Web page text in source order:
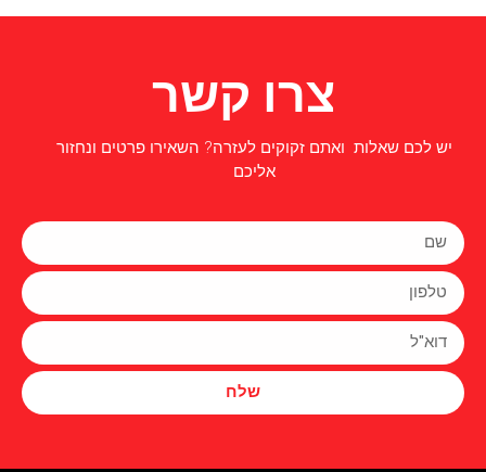
צרו קשר
יש לכם שאלות ואתם זקוקים לעזרה? השאירו פרטים ונחזור
אליכם
שלח